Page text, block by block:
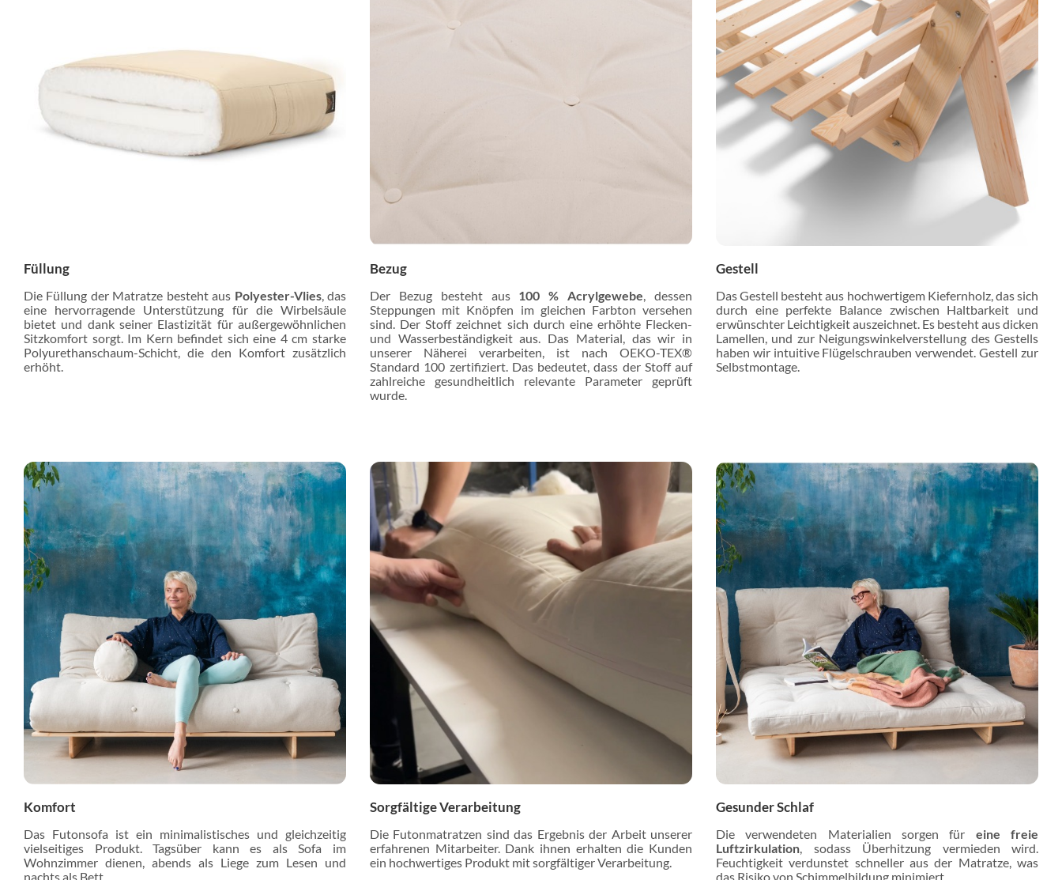
Füllung
Die Füllung der Matratze besteht aus Polyester-Vlies, das
eine hervorragende Unterstützung für die Wirbelsäule
bietet und dank seiner Elastizität für außergewöhnlichen
Sitzkomfort sorgt. Im Kern befindet sich eine 4 cm starke
Polyurethanschaum-Schicht, die den Komfort zusätzlich
erhöht.
Bezug
Der Bezug besteht aus 100 % Acrylgewebe, dessen
Steppungen mit Knöpfen im gleichen Farbton versehen
sind. Der Stoff zeichnet sich durch eine erhöhte Flecken-
und Wasserbeständigkeit aus. Das Material, das wir in
unserer Näherei verarbeiten, ist nach OEKO-TEX®
Standard 100 zertifiziert. Das bedeutet, dass der Stoff auf
zahlreiche gesundheitlich relevante Parameter geprüft
wurde.
Gestell
Das Gestell besteht aus hochwertigem Kiefernholz, das sich
durch eine perfekte Balance zwischen Haltbarkeit und
erwünschter Leichtigkeit auszeichnet. Es besteht aus dicken
Lamellen, und zur Neigungswinkelverstellung des Gestells
haben wir intuitive Flügelschrauben verwendet. Gestell zur
Selbstmontage.
Komfort
Das Futonsofa ist ein minimalistisches und gleichzeitig
vielseitiges Produkt. Tagsüber kann es als Sofa im
Wohnzimmer dienen, abends als Liege zum Lesen und
nachts als Bett.
Sorgfältige Verarbeitung
Die Futonmatratzen sind das Ergebnis der Arbeit unserer
erfahrenen Mitarbeiter. Dank ihnen erhalten die Kunden
ein hochwertiges Produkt mit sorgfältiger Verarbeitung.
Gesunder Schlaf
Die verwendeten Materialien sorgen für eine freie
Luftzirkulation, sodass Überhitzung vermieden wird.
Feuchtigkeit verdunstet schneller aus der Matratze, was
das Risiko von Schimmelbildung minimiert.